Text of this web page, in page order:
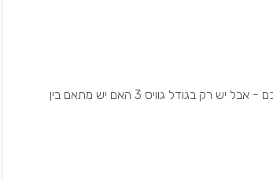
שלום יש לי מפסק תריס עם שעון חשמל בתוך גוויס 4 ואני רוצה להחליף למפסק חכם - אבל יש רק בגודל גוויס 3 האם יש מתאם בין